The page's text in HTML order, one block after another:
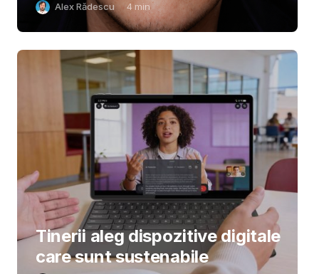
Alex Rădescu 4 min
Tinerii aleg dispozitive digitale
care sunt sustenabile